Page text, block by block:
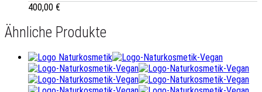
400,00 €
Ähnliche Produkte